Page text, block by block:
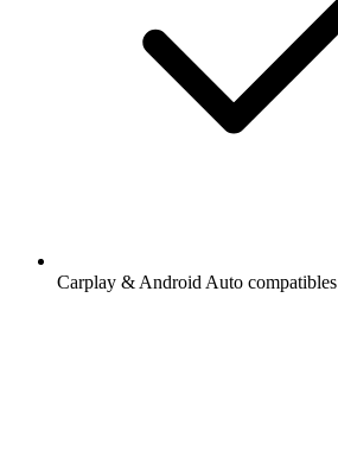
Carplay & Android Auto compatibles